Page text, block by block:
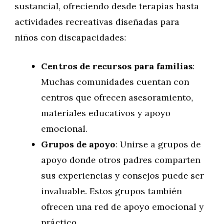
sustancial, ofreciendo desde terapias hasta
actividades recreativas diseñadas para
niños con discapacidades:
Centros de recursos para familias:
Muchas comunidades cuentan con
centros que ofrecen asesoramiento,
materiales educativos y apoyo
emocional.
Grupos de apoyo: Unirse a grupos de
apoyo donde otros padres comparten
sus experiencias y consejos puede ser
invaluable. Estos grupos también
ofrecen una red de apoyo emocional y